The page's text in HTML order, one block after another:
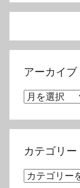
アーカイブ
ア
カ
イ
カテゴリー
カ